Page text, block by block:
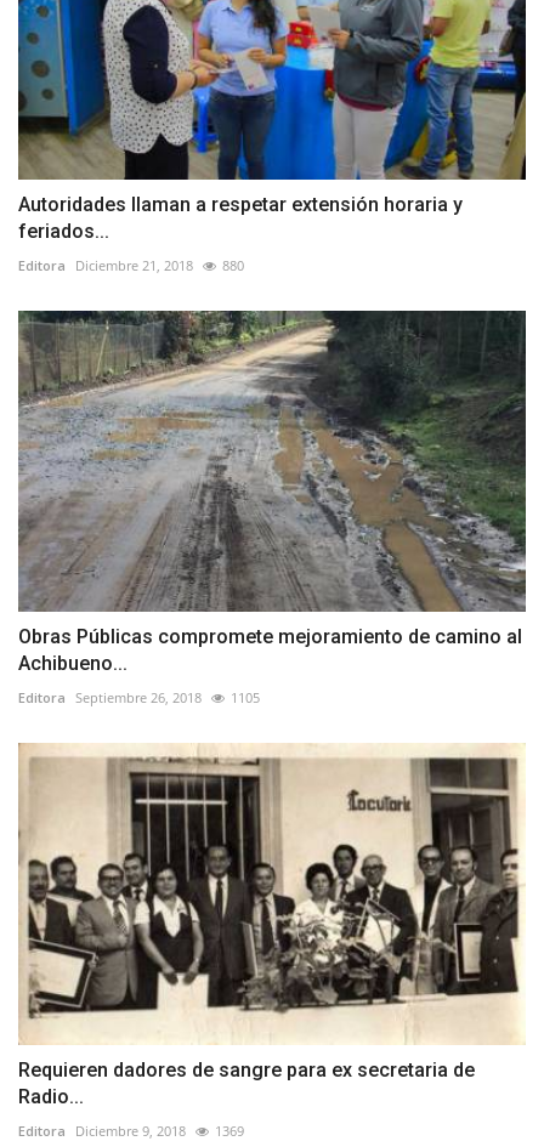
Autoridades llaman a respetar extensión horaria y
feriados...
Editora Diciembre 21, 2018 880
Obras Públicas compromete mejoramiento de camino al
Achibueno...
Editora Septiembre 26, 2018 1105
Requieren dadores de sangre para ex secretaria de
Radio...
Editora Diciembre 9, 2018 1369